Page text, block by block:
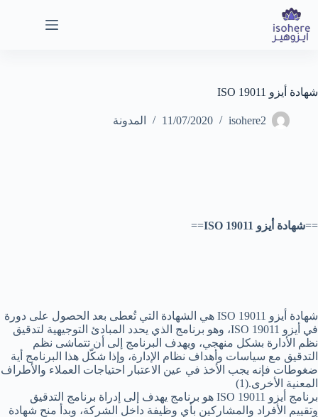
التجاوز
المحتوى
شهادة أيزو ISO 19011
isohere2
11/07/2020 المدونة
==شهادة أيزو ISO 19011 ==
شهادة أيزو ISO 19011 هي الشهادة التي تُعطى بعد الحصول على دورة
في أيزو ISO 19011، وهو برنامج الذي يحدد المبادئ التوجيهية لتدقيق
نظم الأدارة بشكل منهجي، ويهدف البرنامج إلى أن تتماشى نظم
التدقيق مع سياسات وأهداف نظام الإدارة، وإذا شكّل هذا البرنامج أية
ضغوطات فإنه يجب الأخذ في عين الاعتبار احتياجات العملاء والأطراف
المعنية الأخرى.(1)
برنامج أيزو ISO 19011 هو برنامج يهدف إلى إدراة برنامج التدقيق
وتقييم الأفراد والمشاركين بأي وظيفة داخل الشركة، وبدأ منح شهادة